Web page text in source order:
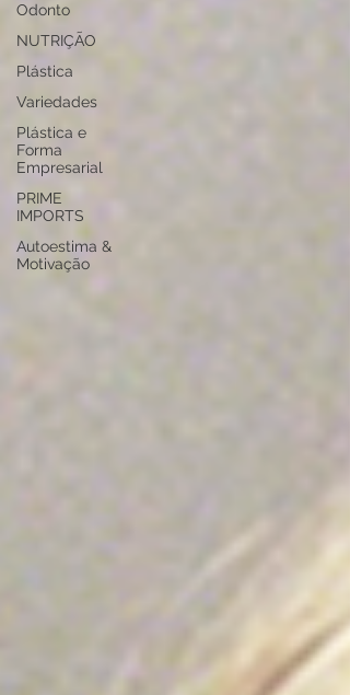
Odonto
NUTRIÇÃO
Plástica
Variedades
Plástica e
Forma
Empresarial
PRIME
IMPORTS
Autoestima &
Motivação